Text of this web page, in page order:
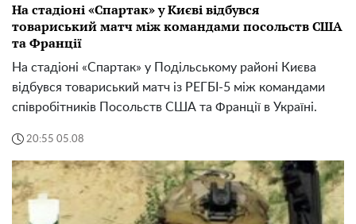
На стадіоні «Спартак» у Києві відбувся
товариський матч між командами посольств США
та Франції
На стадіоні «Спартак» у Подільському районі Києва
відбувся товариський матч із РЕГБІ-5 між командами
співробітників Посольств США та Франції в Україні.
20:55 05.08